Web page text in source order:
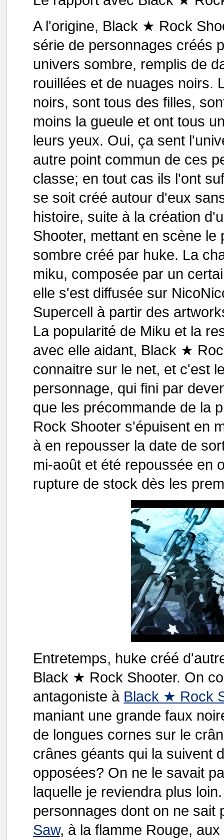
A l'origine, Black ★ Rock
série de personnages créés
univers sombre, remplis de
rouillées et de nuages noirs.
noirs, sont tous des filles,
moins la gueule et ont tous
leurs yeux. Oui, ça sent
autre point commun de ces
classe; en tout cas ils l'ont
se soit créé autour d'eux
histoire, suite à la création
Shooter, mettant en scène
sombre créé par huke. La
miku, composée par un
elle s'est diffusée sur
Supercell à partir des
La popularité de Miku et la
avec elle aidant, Black ★
connaitre sur le net, et c'est
personnage, qui fini par
que les précommande de la
Rock Shooter s'épuisent en
à en repousser la date de
mi-août et été repoussée en
rupture de stock dès les
Entretemps, huke créé
Black ★ Rock Shooter. On
antagoniste à Black ★ Rock
maniant une grande faux
de longues cornes sur le
crânes géants qui la suivent
opposées? On ne le savait
laquelle je reviendra plus
personnages dont on ne
Saw, à la flamme Rouge,